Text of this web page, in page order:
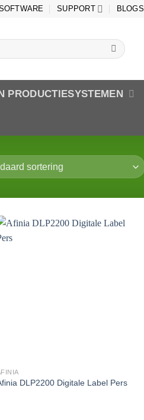
SUPPORT BLOGS
PRODUCTIESYSTEMEN
DLP2200 Digitale Label Pers